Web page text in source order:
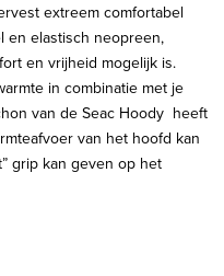
extreem comfortabel
en elastisch neopreen,
en vrijheid mogelijk is.
in combinatie met je
van de Seac Hoody heeft
van het hoofd kan
grip kan geven op het